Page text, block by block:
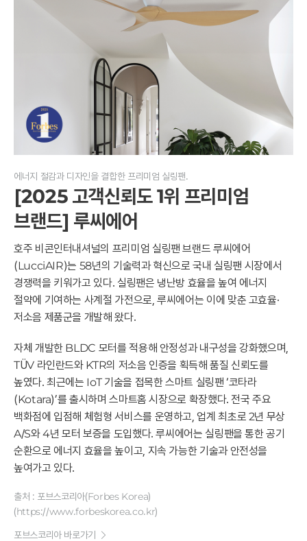
에너지 절감과 디자인을 결합한 프리미엄 실링팬.
[2025 고객신뢰도 1위 프리미엄
브랜드] 루씨에어
호주 비콘인터내셔널의 프리미엄 실링팬 브랜드 루씨에어
(LucciAIR)는 58년의 기술력과 혁신으로 국내 실링팬 시장에서
경쟁력을 키워가고 있다. 실링팬은 냉난방 효율을 높여 에너지
절약에 기여하는 사계절 가전으로, 루씨에어는 이에 맞춘 고효율·
저소음 제품군을 개발해 왔다.
자체 개발한 BLDC 모터를 적용해 안정성과 내구성을 강화했으며,
TÜV 라인란드와 KTR의 저소음 인증을 획득해 품질 신뢰도를
높였다. 최근에는 IoT 기술을 접목한 스마트 실링팬 ‘코타라
(Kotara)’를 출시하며 스마트홈 시장으로 확장했다. 전국 주요
백화점에 입점해 체험형 서비스를 운영하고, 업계 최초로 2년 무상
A/S와 4년 모터 보증을 도입했다. 루씨에어는 실링팬을 통한 공기
순환으로 에너지 효율을 높이고, 지속 가능한 기술과 안전성을
높여가고 있다.
출처 : 포브스코리아(Forbes Korea)
(https://www.forbeskorea.co.kr)
포브스코리아 바로가기